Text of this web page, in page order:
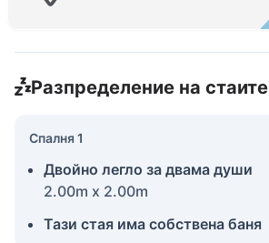
Разпределение на стаите
Спалня 1
Двойно легло за двама души
2.00m x 2.00m
Тази стая има собствена баня